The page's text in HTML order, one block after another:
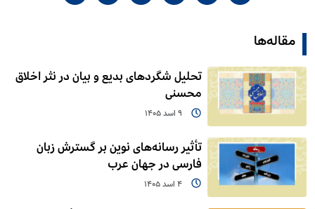
مقاله‌ها
تحلیل شگردهای بدیع و بیان در نثر اخلاق
محسنی
9 اسد 1405
تأثیر رسانه‌های نوین بر گسترش زبان
فارسی در جهان عرب
4 اسد 1405